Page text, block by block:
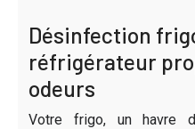
Désinfection
réfrigérateur
odeurs
Votre frigo, un havre